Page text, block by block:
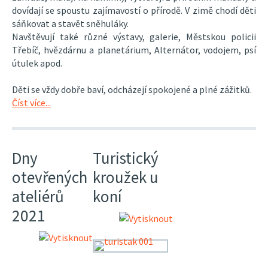
dovídají se spoustu zajímavostí o přírodě. V zimě chodí děti
sáňkovat a stavět sněhuláky.
Navštěvují také různé výstavy, galerie, Městskou policii
Třebíč, hvězdárnu a planetárium, Alternátor, vodojem, psí
útulek apod.
Děti se vždy dobře baví, odcházejí spokojené a plné zážitků.
Číst více...
Dny
otevřených
ateliérů
2021
Turistický
kroužek u
koní